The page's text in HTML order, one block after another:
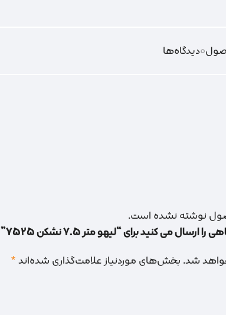
0دیدگاه‌‌ها
نوشته نشده است.
می کنید برای “لیهو متر 7.5 نشکن 7525”
شد. بخش‌های موردنیاز علامت‌گذاری شده‌اند*